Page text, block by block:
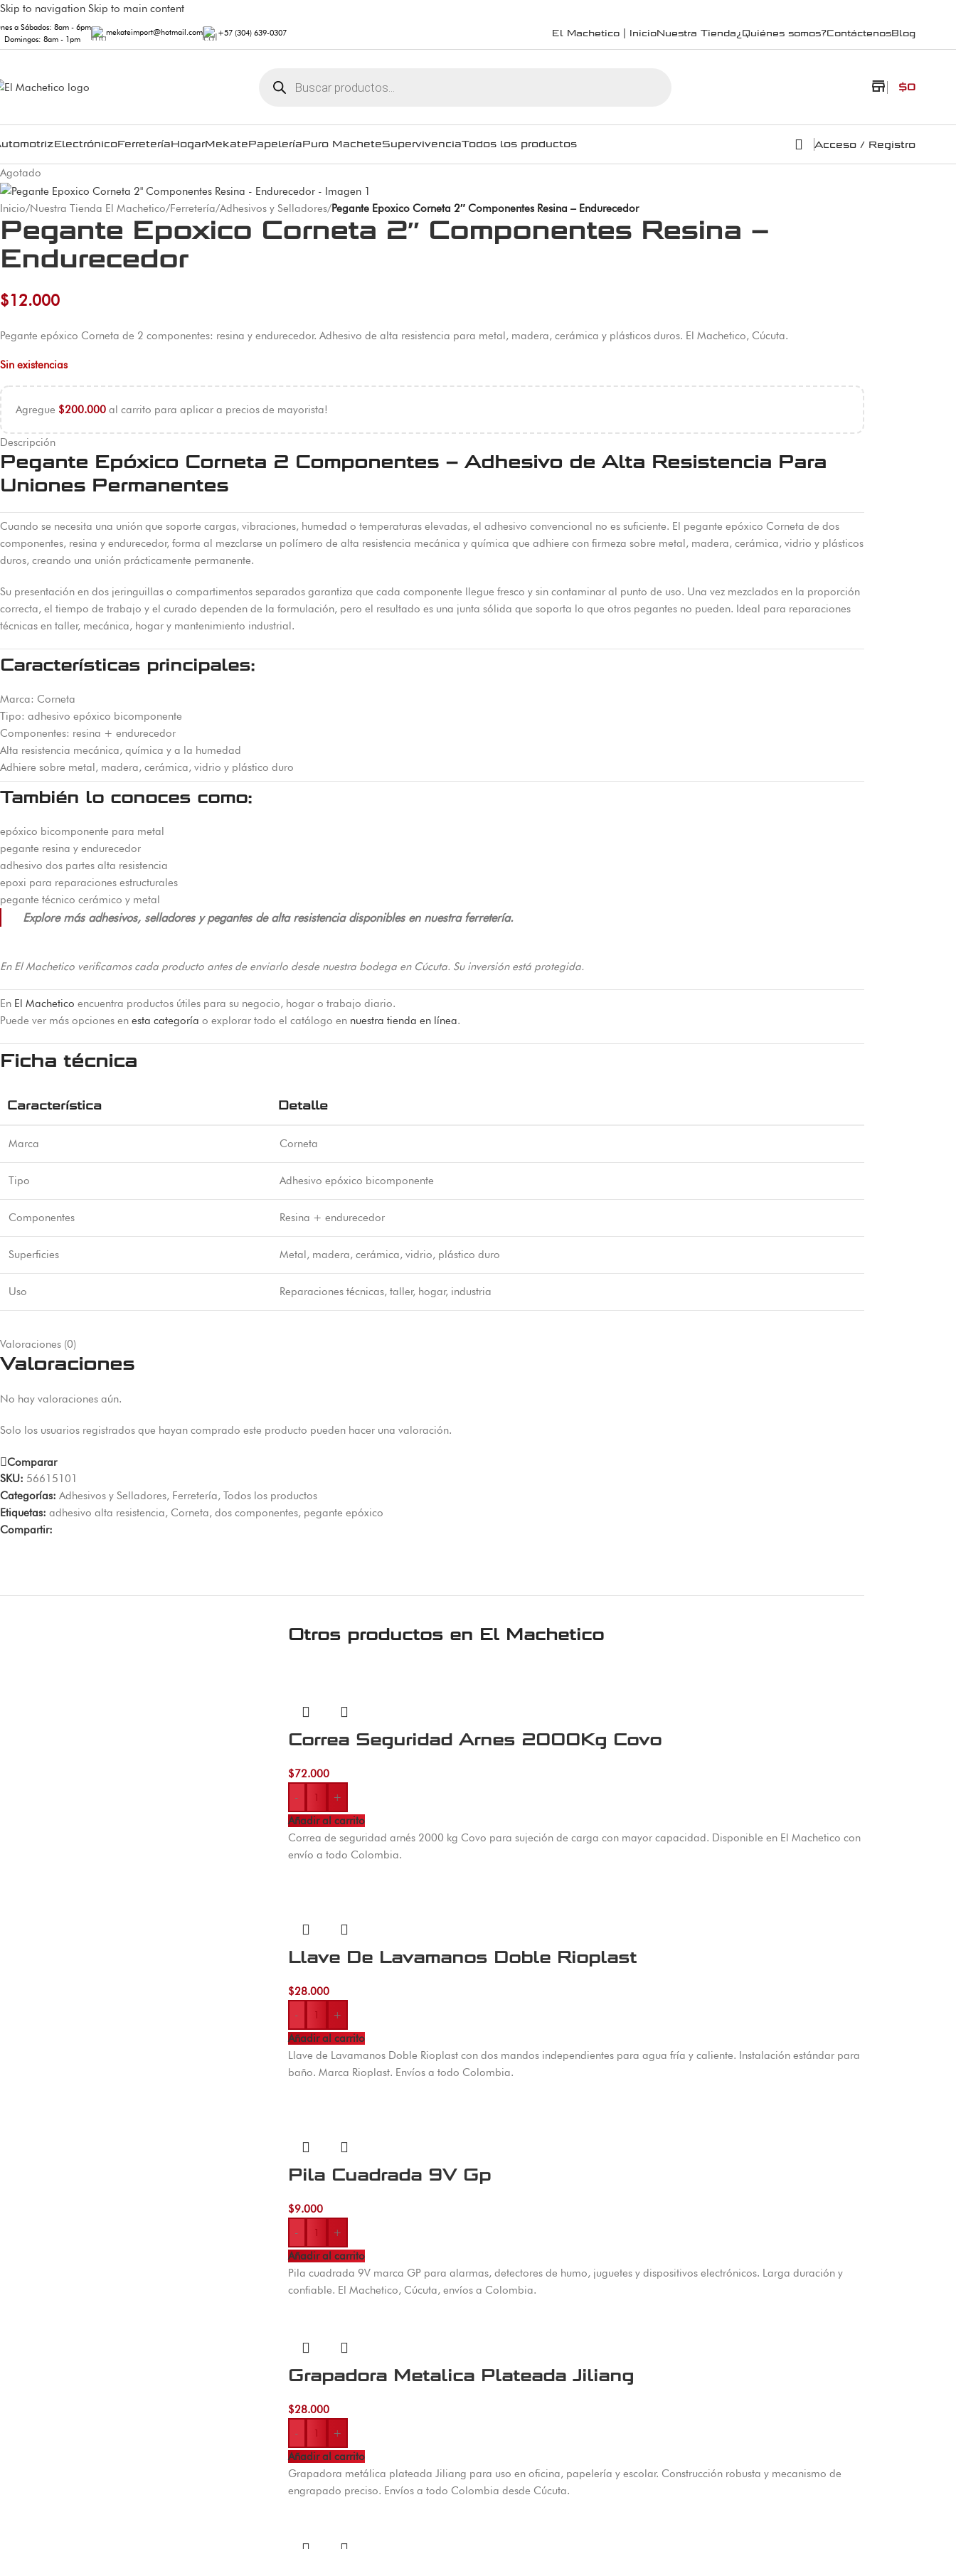
Skip to navigation Skip to main content
a Sábados: 8am - 6pm
Domingos: 8am - 1pm
mekateimport@hotmail.com +57 (304) 639-0307 El Machetico | InicioNuestra Tienda¿Quiénes somos?ContáctenosBlog
store $0
ElectrónicoFerreteríaHogarMekatePapeleríaPuro MacheteSupervivenciaTodos los productos Acceso / Registro
Agotado
Inicio/Nuestra Tienda El Machetico/Ferretería/Adhesivos y Selladores/Pegante Epoxico Corneta 2″ Componentes Resina – Endurecedor
Pegante Epoxico Corneta 2″ Componentes Resina –
Endurecedor
$12.000
Pegante epóxico Corneta de 2 componentes: resina y endurecedor. Adhesivo de alta resistencia para metal, madera, cerámica y plásticos duros. El Machetico, Cúcuta.
Sin existencias
Agregue $200.000 al carrito para aplicar a precios de mayorista!
Descripción
Pegante Epóxico Corneta 2 Componentes – Adhesivo de Alta Resistencia Para
Uniones Permanentes
Cuando se necesita una unión que soporte cargas, vibraciones, humedad o temperaturas elevadas, el adhesivo convencional no es suficiente. El pegante epóxico Corneta de dos
componentes, resina y endurecedor, forma al mezclarse un polímero de alta resistencia mecánica y química que adhiere con firmeza sobre metal, madera, cerámica, vidrio y plásticos
duros, creando una unión prácticamente permanente.
Su presentación en dos jeringuillas o compartimentos separados garantiza que cada componente llegue fresco y sin contaminar al punto de uso. Una vez mezclados en la proporción
correcta, el tiempo de trabajo y el curado dependen de la formulación, pero el resultado es una junta sólida que soporta lo que otros pegantes no pueden. Ideal para reparaciones
técnicas en taller, mecánica, hogar y mantenimiento industrial.
Características principales:
Marca: Corneta
Tipo: adhesivo epóxico bicomponente
Componentes: resina + endurecedor
Alta resistencia mecánica, química y a la humedad
Adhiere sobre metal, madera, cerámica, vidrio y plástico duro
También lo conoces como:
epóxico bicomponente para metal
pegante resina y endurecedor
adhesivo dos partes alta resistencia
epoxi para reparaciones estructurales
pegante técnico cerámico y metal
Explore más adhesivos, selladores y pegantes de alta resistencia disponibles en nuestra ferretería.
En El Machetico verificamos cada producto antes de enviarlo desde nuestra bodega en Cúcuta. Su inversión está protegida.
En El Machetico encuentra productos útiles para su negocio, hogar o trabajo diario.
Puede ver más opciones en esta categoría o explorar todo el catálogo en nuestra tienda en línea.
Ficha técnica
Característica Detalle
Marca Corneta
Tipo Adhesivo epóxico bicomponente
Componentes Resina + endurecedor
Superficies Metal, madera, cerámica, vidrio, plástico duro
Uso Reparaciones técnicas, taller, hogar, industria
Valoraciones (0)
Valoraciones
No hay valoraciones aún.
Solo los usuarios registrados que hayan comprado este producto pueden hacer una valoración.
Comparar
SKU: 56615101
Categorías: Adhesivos y Selladores, Ferretería, Todos los productos
Etiquetas: adhesivo alta resistencia, Corneta, dos componentes, pegante epóxico
Compartir:
Otros productos en El Machetico
Correa Seguridad Arnes 2000Kg Covo
$72.000
-
+
Añadir al carrito
Correa de seguridad arnés 2000 kg Covo para sujeción de carga con mayor capacidad. Disponible en El Machetico con
envío a todo Colombia.
Llave De Lavamanos Doble Rioplast
$28.000
-
+
Añadir al carrito
Llave de Lavamanos Doble Rioplast con dos mandos independientes para agua fría y caliente. Instalación estándar para
baño. Marca Rioplast. Envíos a todo Colombia.
Pila Cuadrada 9V Gp
$9.000
-
+
Añadir al carrito
Pila cuadrada 9V marca GP para alarmas, detectores de humo, juguetes y dispositivos electrónicos. Larga duración y
confiable. El Machetico, Cúcuta, envíos a Colombia.
Grapadora Metalica Plateada Jiliang
$28.000
-
+
Añadir al carrito
Grapadora metálica plateada Jiliang para uso en oficina, papelería y escolar. Construcción robusta y mecanismo de
engrapado preciso. Envíos a todo Colombia desde Cúcuta.